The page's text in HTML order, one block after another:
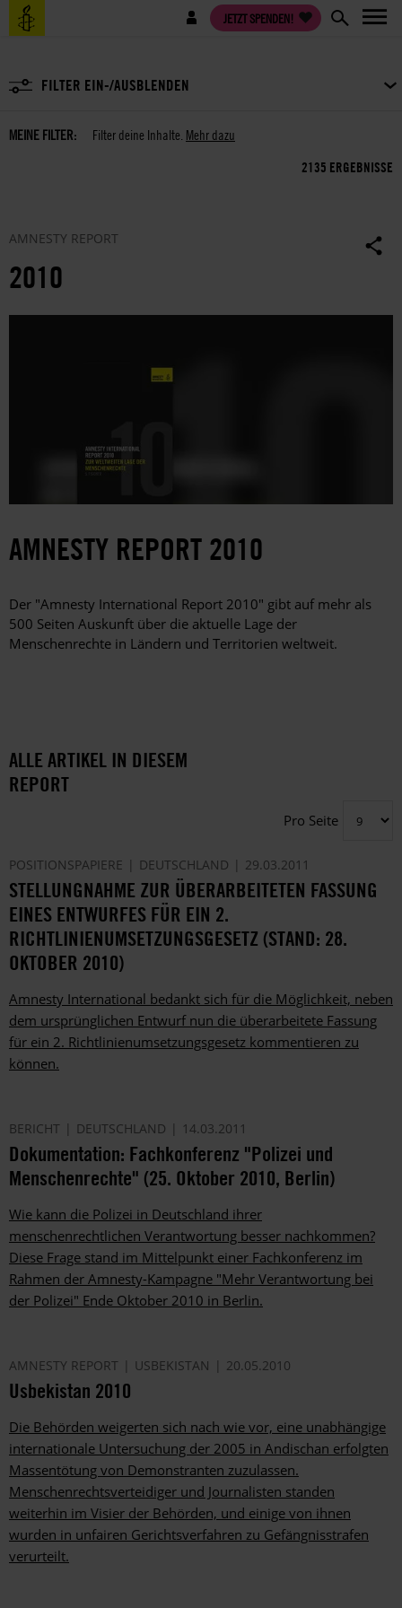
Direkt
zum
Benutzermenü JETZT SPENDEN!
FILTER EIN-/AUSBLENDEN
MEINE FILTER: Filter deine Inhalte. Mehr dazu
2135 ERGEBNISSE
AMNESTY REPORT
2010
AMNESTY REPORT 2010
Der "Amnesty International Report 2010" gibt auf mehr als
500 Seiten Auskunft über die aktuelle Lage der
Menschenrechte in Ländern und Territorien weltweit.
ALLE ARTIKEL IN DIESEM
REPORT
Pro Seite
POSITIONSPAPIERE DEUTSCHLAND 29.03.2011
STELLUNGNAHME ZUR ÜBERARBEITETEN FASSUNG
EINES ENTWURFES FÜR EIN 2.
RICHTLINIENUMSETZUNGSGESETZ (STAND: 28.
OKTOBER 2010)
Amnesty International bedankt sich für die Möglichkeit, neben
dem ursprünglichen Entwurf nun die überarbeitete Fassung
für ein 2. Richtlinienumsetzungsgesetz kommentieren zu
können.
BERICHT DEUTSCHLAND 14.03.2011
Dokumentation: Fachkonferenz "Polizei und
Menschenrechte" (25. Oktober 2010, Berlin)
Wie kann die Polizei in Deutschland ihrer
menschenrechtlichen Verantwortung besser nachkommen?
Diese Frage stand im Mittelpunkt einer Fachkonferenz im
Rahmen der Amnesty-Kampagne "Mehr Verantwortung bei
der Polizei" Ende Oktober 2010 in Berlin.
AMNESTY REPORT USBEKISTAN 20.05.2010
Usbekistan 2010
Die Behörden weigerten sich nach wie vor, eine unabhängige
internationale Untersuchung der 2005 in Andischan erfolgten
Massentötung von Demonstranten zuzulassen.
Menschenrechtsverteidiger und Journalisten standen
weiterhin im Visier der Behörden, und einige von ihnen
wurden in unfairen Gerichtsverfahren zu Gefängnisstrafen
verurteilt.